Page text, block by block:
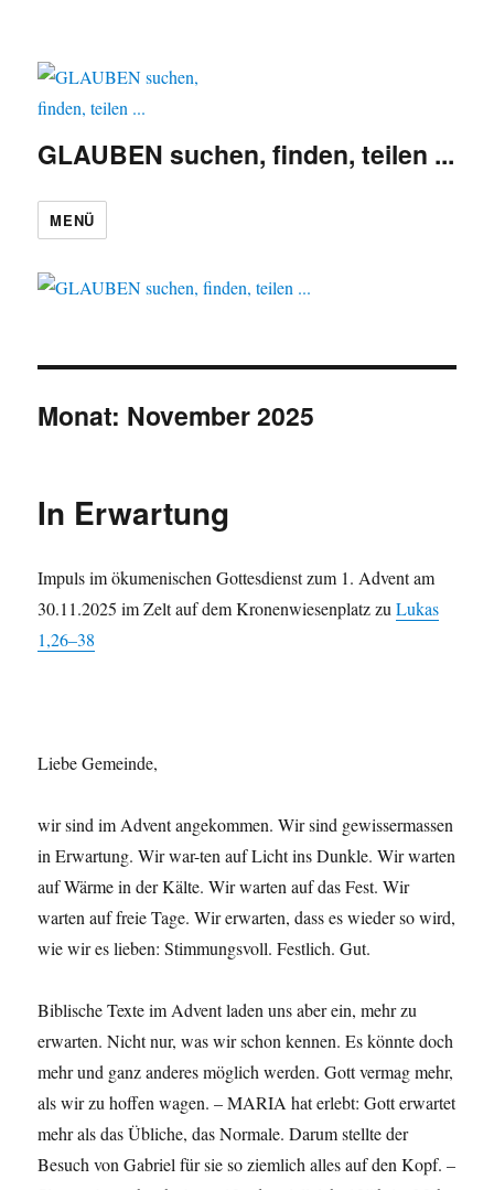
GLAUBEN suchen, finden, teilen ...
MENÜ
Monat: November 2025
In Erwartung
Impuls im öku­menis­chen Gottes­di­enst zum 1. Advent am
30.11.2025 im Zelt auf dem Kro­nen­wiesen­platz zuLukas
1,26–38
Liebe Gemeinde,
wir sind im Advent angekom­men. Wir sind gewis­ser­massen
in Erwartung. Wir war-ten auf Licht ins Dun­kle. Wir warten
auf Wärme in der Kälte. Wir warten auf das Fest. Wir
warten auf freie Tage. Wir erwarten, dass es wieder so wird,
wie wir es lieben: Stim­mungsvoll. Fes­tlich. Gut.
Bib­lis­che Texte im Advent laden uns aber ein, mehr zu
erwarten. Nicht nur, was wir schon ken­nen. Es kön­nte doch
mehr und ganz anderes möglich wer­den. Gott ver­mag mehr,
als wir zu hof­fen wagen. – MARIA hat erlebt: Gott erwartet
mehr als das Übliche, das Nor­male. Darum stellte der
Besuch von Gabriel für sie so ziem­lich alles auf den Kopf. –